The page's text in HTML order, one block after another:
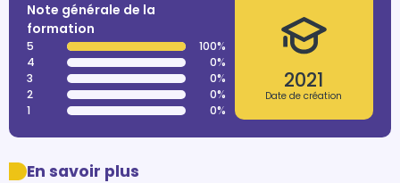
Note générale de la
formation
5
100%
4
0%
3
0%
2
0%
1
0%
2021
Date de création
En savoir plus